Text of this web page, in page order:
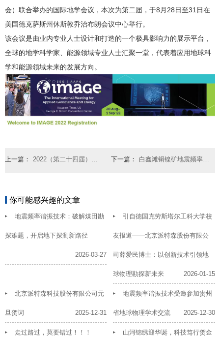
会）联合举办的国际地学会议，本次为第二届，于8月28日至31日在
美国德克萨斯州休斯敦乔治布朗会议中心举行。
该会议是由业内专业人士设计和打造的一个极具影响力的展示平台，
全球的地学科学家、能源领域专业人士汇聚一堂，代表着应用地球科
学和能源领域未来的发展方向。
上一篇： 下一篇：
你可能感兴趣的文章
地震频率谐振技术：破解煤田勘
探难题，开启地下探测新路径
2026-03-27
引自德国克劳斯塔尔工科大学校
友报道——北京派特森股份有限公
司薛爱民博士：以创新技术引领地
球物理勘探新未来 2026-01-15
北京派特森科技股份有限公司元
旦贺词 2025-12-31
地震频率谐振技术受邀参加贵州
省地球物理学术交流 2025-12-30
走过路过，莫要错过！！！ 山河锦绣迎华诞，科技笃行贺金